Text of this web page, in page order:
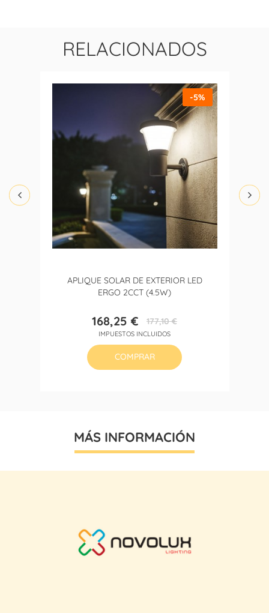
RELACIONADOS
APLIQUE SOLAR DE EXTERIOR LED
ERGO 2CCT (4.5W)
Precio
168,25 €Precio
base
177,10 €
IMPUESTOS INCLUIDOS
-5%
COMPRAR
MÁS INFORMACIÓN